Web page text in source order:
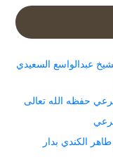
في 24 صفر 1448 خطبة الشيخ عبدالواسع السعيدي
حفظه الله تعالى
للشيخ طاهر الكندي بدار